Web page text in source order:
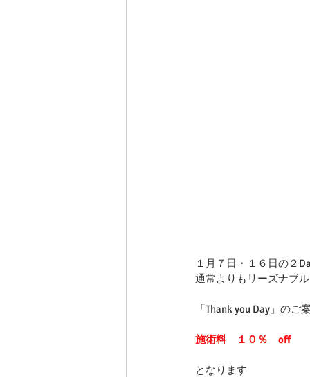
１月７日・１６日の２
通常よりもリーズナブ
「Thank you Day」のご
施術料　１０％　off
となります